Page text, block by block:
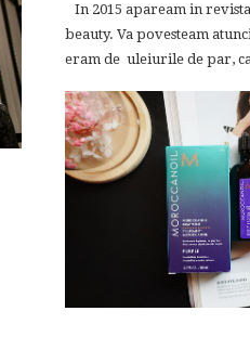
In 2015 apaream in
beauty. Va povesteam
eram de uleiurile de par,